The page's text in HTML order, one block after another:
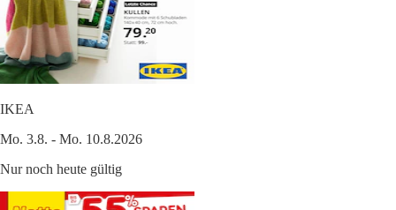
IKEA
Mo. 3.8. - Mo. 10.8.2026
Nur noch heute gültig